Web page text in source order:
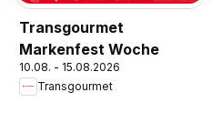
Transgourmet
Markenfest Woche
10.08. - 15.08.2026
Transgourmet